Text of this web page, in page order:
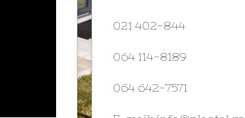
021 402-844
064 114-8189
064 642-7571